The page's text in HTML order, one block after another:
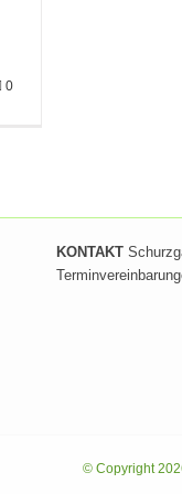
0
KONTAKT
© Copyright